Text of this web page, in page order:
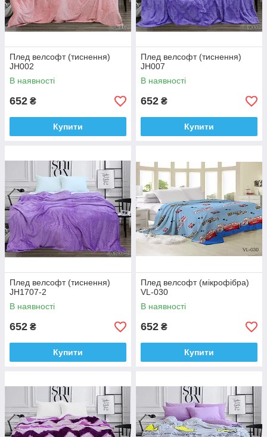
Плед велсофт (тиснення)
JH002
В наявності
652 ₴
Купити
Плед велсофт (тиснення)
JH007
В наявності
652 ₴
Купити
Плед велсофт (тиснення)
JH1707-2
В наявності
652 ₴
Купити
Плед велсофт (мікрофібра)
VL-030
В наявності
652 ₴
Купити